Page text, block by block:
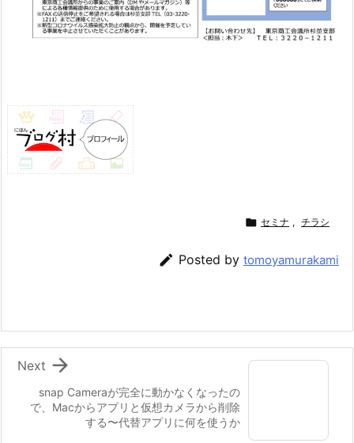
 セミナ , チラシ
 Posted by tomoyamurakami
snap Cameraが完全に動かなくなったの
で、Macからアプリと仮想カメラから削除
する〜代替アプリに何を使うか

Next